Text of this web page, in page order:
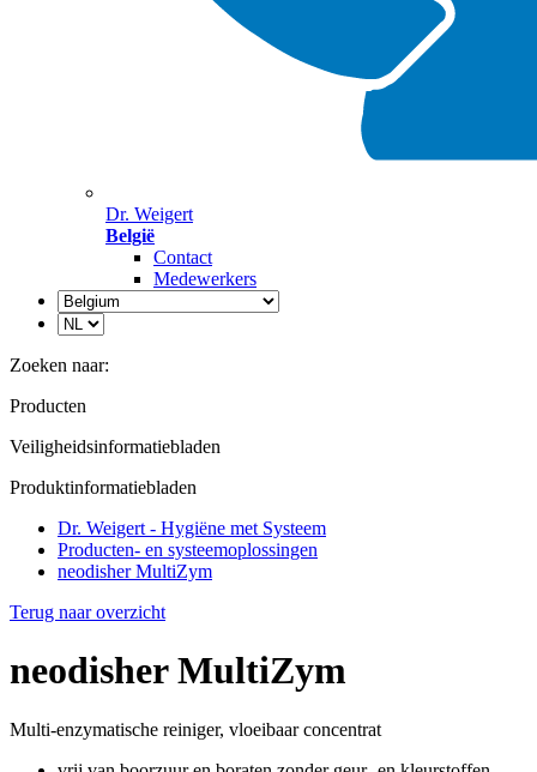
Dr. Weigert
België
Contact
Medewerkers
Zoeken naar:
Producten
Veiligheidsinformatiebladen
Produktinformatiebladen
Dr. Weigert - Hygiëne met Systeem
Producten- en systeemoplossingen
neodisher MultiZym
Terug naar overzicht
neodisher MultiZym
Multi-enzymatische reiniger, vloeibaar concentrat